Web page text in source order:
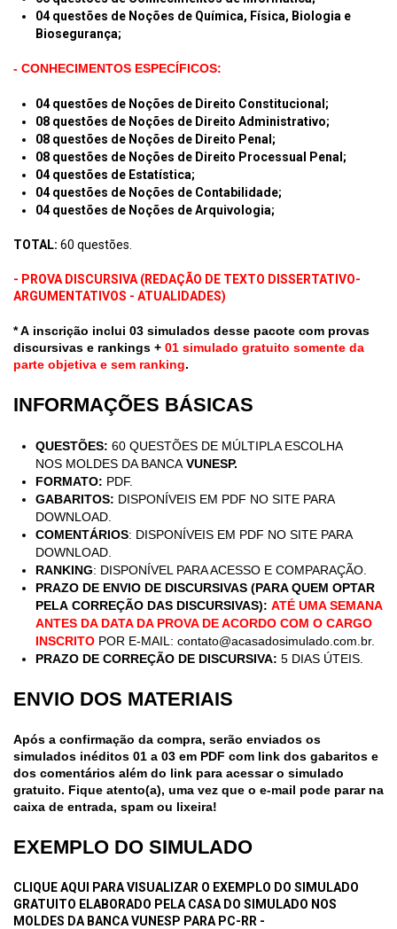
04 questões de Noções de Química, Física, Biologia e
Biosegurança;
- CONHECIMENTOS ESPECÍFICOS:
04 questões de Noções de Direito Constitucional;
08 questões de Noções de Direito Administrativo;
08 questões de Noções de Direito Penal;
08 questões de Noções de Direito Processual Penal;
04 questões de Estatística;
04 questões de Noções de Contabilidade;
04 questões de Noções de Arquivologia;
TOTAL: 60 questões.
- PROVA DISCURSIVA (REDAÇÃO DE TEXTO DISSERTATIVO-
ARGUMENTATIVOS - ATUALIDADES)
* A inscrição inclui 03 simulados desse pacote com provas
discursivas e rankings + 01 simulado gratuito somente da
parte objetiva e sem ranking.
INFORMAÇÕES BÁSICAS
QUESTÕES: 60 QUESTÕES DE MÚLTIPLA ESCOLHA
NOS MOLDES DA BANCA VUNESP.
FORMATO: PDF.
GABARITOS: DISPONÍVEIS EM PDF NO SITE PARA
DOWNLOAD.
COMENTÁRIOS: DISPONÍVEIS EM PDF NO SITE PARA
DOWNLOAD.
RANKING: DISPONÍVEL PARA ACESSO E COMPARAÇÃO.
PRAZO DE ENVIO DE DISCURSIVAS (PARA QUEM OPTAR
PELA CORREÇÃO DAS DISCURSIVAS): ATÉ UMA SEMANA
ANTES DA DATA DA PROVA DE ACORDO COM O CARGO
INSCRITO POR E-MAIL: contato@acasadosimulado.com.br.
PRAZO DE CORREÇÃO DE DISCURSIVA: 5 DIAS ÚTEIS.
ENVIO DOS MATERIAIS
Após a confirmação da compra, serão enviados os
simulados inéditos 01 a 03 em PDF com link dos gabaritos e
dos comentários além do link para acessar o simulado
gratuito. Fique atento(a), uma vez que o e-mail pode parar na
caixa de entrada, spam ou lixeira!
EXEMPLO DO SIMULADO
CLIQUE AQUI PARA VISUALIZAR O EXEMPLO DO SIMULADO
GRATUITO ELABORADO PELA CASA DO SIMULADO NOS
MOLDES DA BANCA VUNESP PARA PC-RR -